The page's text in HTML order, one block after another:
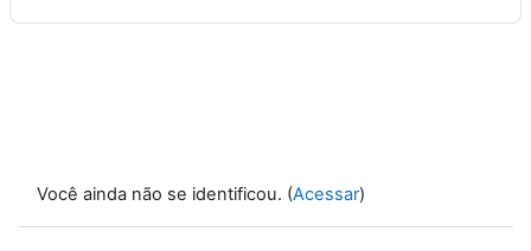
Você ainda não se identificou. (Acessar)